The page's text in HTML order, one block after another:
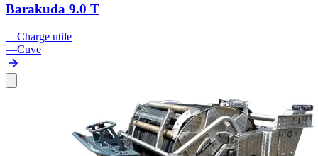
Barakuda 9.0 T
—Charge utile
—Cuve